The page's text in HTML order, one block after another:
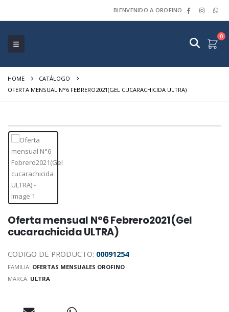
BIENVENIDO A OROFINO
0
HOME
CATÁLOGO
OFERTA MENSUAL N°6 FEBRERO2021(GEL CUCARACHICIDA ULTRA)
Oferta mensual N°6 Febrero2021(Gel
cucarachicida ULTRA)
CODIGO DE PRODUCTO: 00091254
FAMILIA: OFERTAS MENSUALES OROFINO
MARCA: ULTRA